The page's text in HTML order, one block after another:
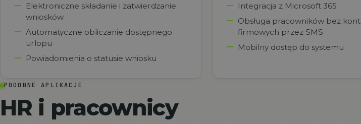
Elektroniczne składanie i zatwierdzanie
wniosków
Automatyczne obliczanie dostępnego
urlopu
Powiadomienia o statusie wniosku
Integracja z Microsoft 365
Obsługa pracowników bez kont
firmowych przez SMS
Mobilny dostęp do systemu
PODOBNE APLIKACJE
HR i pracownicy